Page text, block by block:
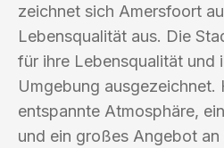
zeichnet sich Amersfoort
Lebensqualität aus. Die
für ihre Lebensqualität und
Umgebung ausgezeichnet.
entspannte Atmosphäre,
und ein großes Angebot an